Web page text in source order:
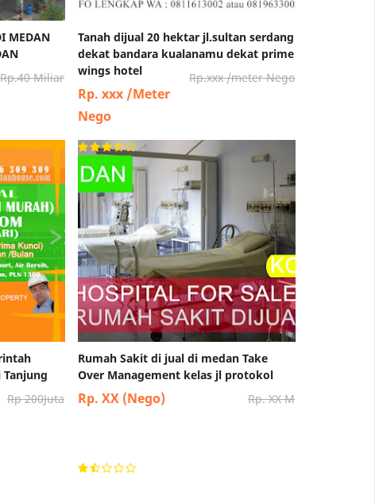
MEDAN
Rp.40 Miliar
Tanah dijual 20 hektar jl.sultan serdang
dekat bandara kualanamu dekat prime
wings hotel
Rp.xxx /meter Nego
Rp. xxx /Meter
Nego
Rp 200Juta
Rumah Sakit di jual di medan Take
Over Management kelas jl protokol
Rp. XX M
Rp. XX (Nego)